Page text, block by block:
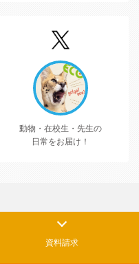
動物・在校生・先生の
日常をお届け！
資料請求